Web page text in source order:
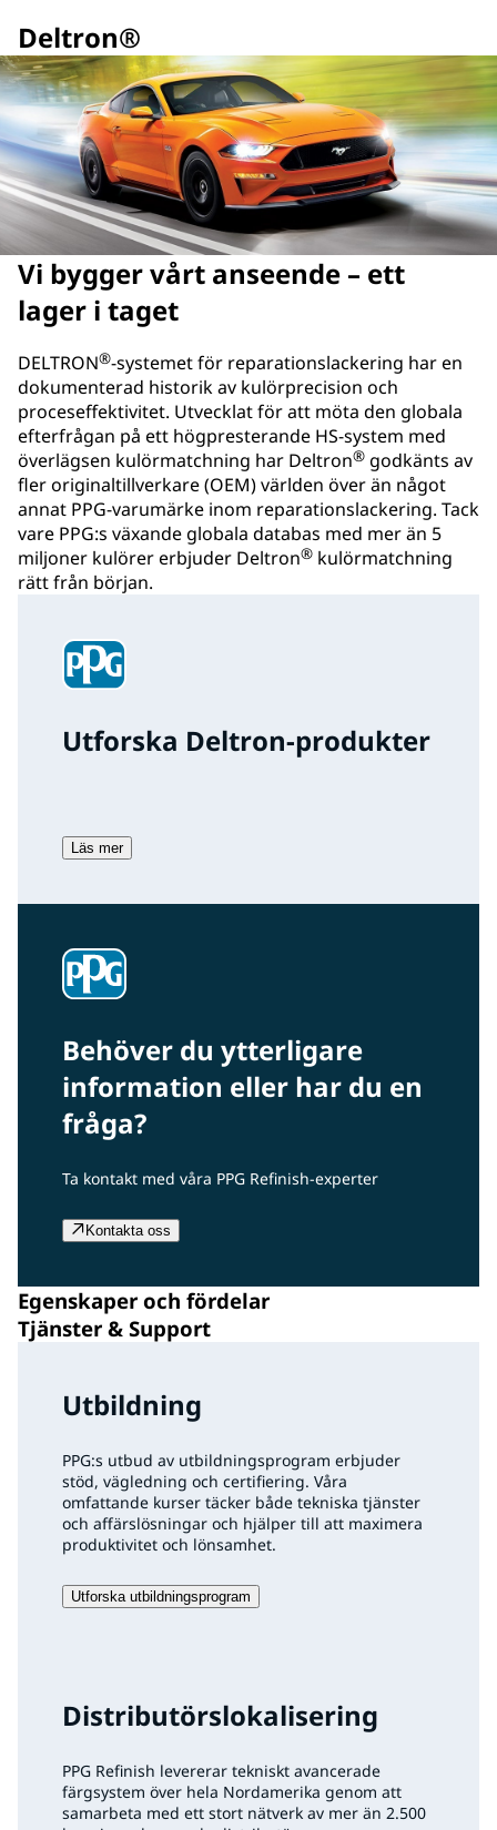
Deltron®
Vi bygger vårt anseende – ett
lager i taget
DELTRON®-systemet för reparationslackering har en
dokumenterad historik av kulörprecision och
proceseffektivitet. Utvecklat för att möta den globala
efterfrågan på ett högpresterande HS-system med
överlägsen kulörmatchning har Deltron® godkänts av
fler originaltillverkare (OEM) världen över än något
annat PPG-varumärke inom reparationslackering. Tack
vare PPG:s växande globala databas med mer än 5
miljoner kulörer erbjuder Deltron® kulörmatchning
rätt från början.
Utforska Deltron-produkter
Läs mer
Behöver du ytterligare
information eller har du en
fråga?
Ta kontakt med våra PPG Refinish-experter
Kontakta oss
Egenskaper och fördelar
Tjänster & Support
Utbildning
PPG:s utbud av utbildningsprogram erbjuder
stöd, vägledning och certifiering. Våra
omfattande kurser täcker både tekniska tjänster
och affärslösningar och hjälper till att maximera
produktivitet och lönsamhet.
Utforska utbildningsprogram
Distributörslokalisering
PPG Refinish levererar tekniskt avancerade
färgsystem över hela Nordamerika genom att
samarbeta med ett stort nätverk av mer än 2.500